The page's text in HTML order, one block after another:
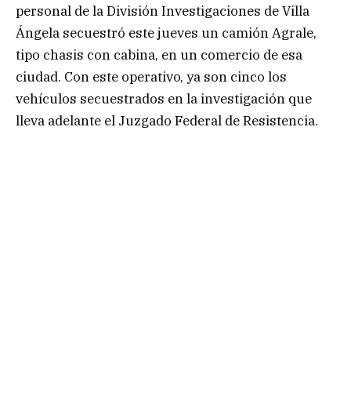
personal de la División Investigaciones de Villa
Ángela secuestró este jueves un camión Agrale,
tipo chasis con cabina, en un comercio de esa
ciudad. Con este operativo, ya son cinco los
vehículos secuestrados en la investigación que
lleva adelante el Juzgado Federal de Resistencia.